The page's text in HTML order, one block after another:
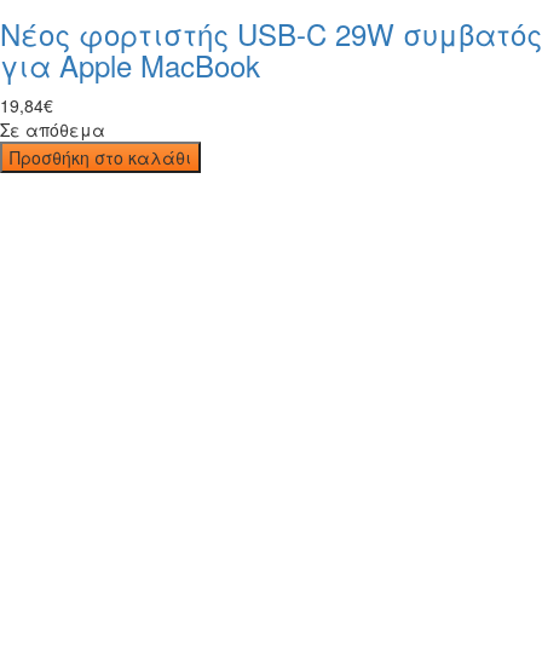
Νέος φορτιστής USB-C 29W συμβατός
για Apple MacBook
19,84€
Σε απόθεμα
Προσθήκη στο καλάθι